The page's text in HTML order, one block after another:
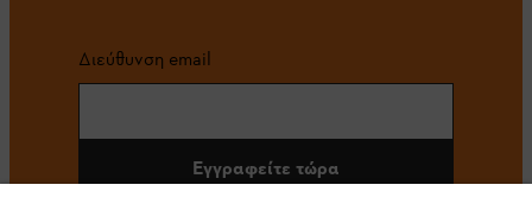
Διεύθυνση email
Εγγραφείτε τώρα